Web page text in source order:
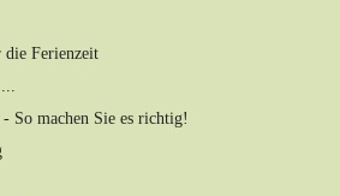
die Ferienzeit
- So machen Sie es richtig!